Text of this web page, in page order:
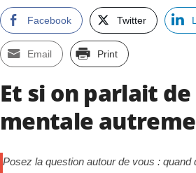
Facebook Twitter
Email Print
Et si on parlait
mentale
Posez la question autour de vous : quand